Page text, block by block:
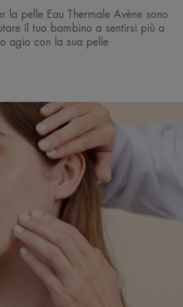
la pelle Eau Thermale Avène sono
il tuo bambino a sentirsi più a
agio con la sua pelle